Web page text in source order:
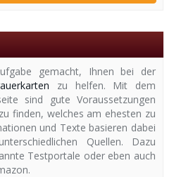
gemacht, Ihnen bei der
zu helfen. Mit dem
sind gute Voraussetzungen
finden, welches am ehesten zu
und Texte basieren dabei
Quellen. Dazu
Testportale oder eben auch